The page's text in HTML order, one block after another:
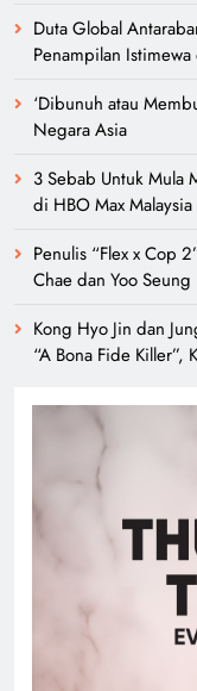
Duta Global
Penampilan
‘Dibunuh atau
Negara Asia
3 Sebab Untuk Mula
di HBO Max Malaysia
Penulis “Flex x Cop
Chae dan Yoo
Kong Hyo Jin dan
“A Bona Fide